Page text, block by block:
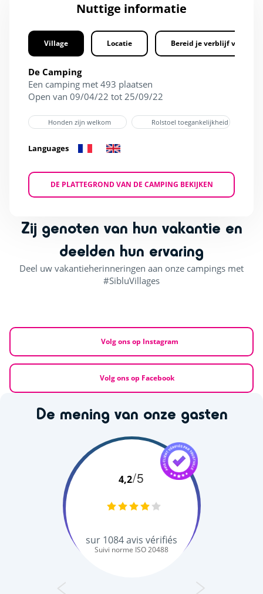
Nuttige informatie
Village Locatie Bereid je verblijf voor
De Camping
Een camping met 493 plaatsen
Open van 09/04/22 tot 25/09/22
Honden zijn welkom Rolstoel toegankelijkheid
Languages
DE PLATTEGROND VAN DE CAMPING BEKIJKEN
Zij genoten van hun vakantie en
deelden hun ervaring
Deel uw vakantieherinneringen aan onze campings met
#SibluVillages
Volg ons op Instagram
Volg ons op Facebook
De mening van onze gasten
4,2/5
sur 1084avis vérifiés
Suivi norme ISO 20488